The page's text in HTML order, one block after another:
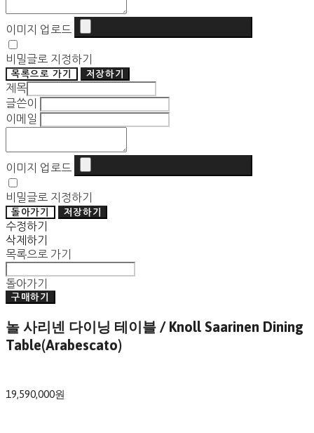
이미지 업로드
비밀글로 지정하기
목록으로 가기 저장하기
제목
글쓴이
이메일
이미지 업로드
비밀글로 지정하기
돌아가기 저장하기
수정하기
삭제하기
목록으로 가기
돌아가기
구매하기
놀 사리넨 다이닝 테이블 / Knoll Saarinen Dining
Table(Arabescato)
19,590,000원